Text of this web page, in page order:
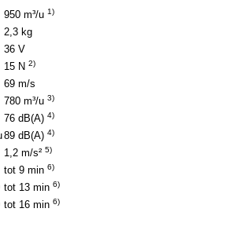
950 m³/u 1)
2,3 kg
36 V
15 N 2)
69 m/s
780 m³/u 3)
76 dB(A) 4)
89 dB(A) 4)
1,2 m/s² 5)
tot 9 min 6)
tot 13 min 6)
tot 16 min 6)